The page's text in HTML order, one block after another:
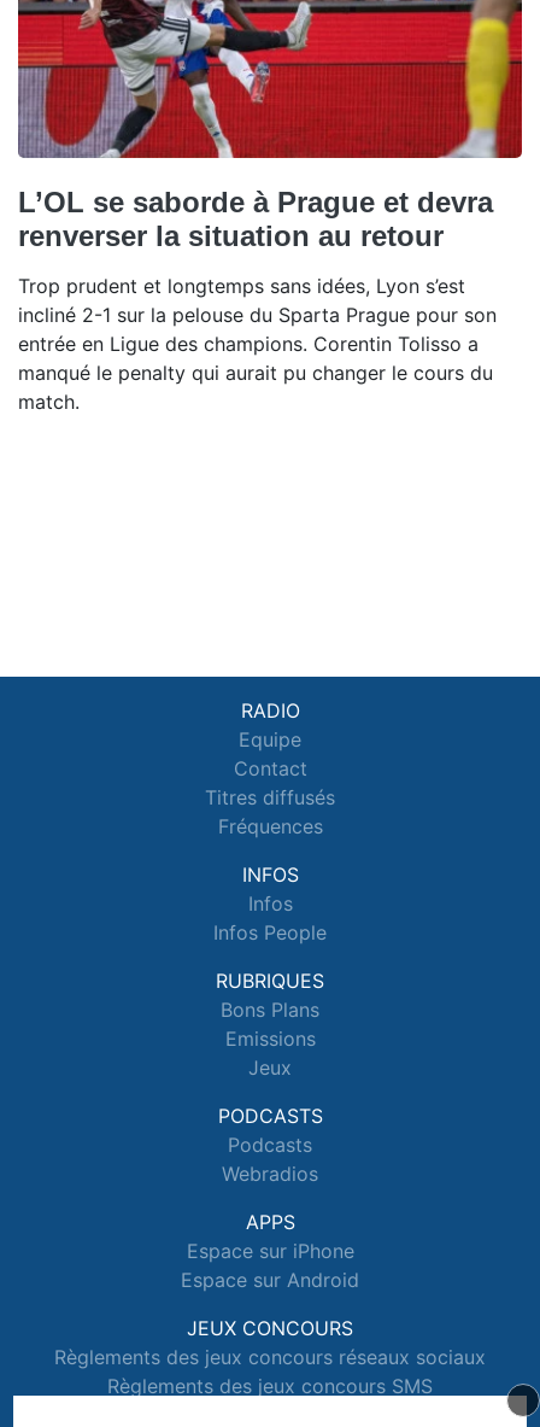
L’OL se saborde à Prague et devra
renverser la situation au retour
Trop prudent et longtemps sans idées, Lyon s’est
incliné 2-1 sur la pelouse du Sparta Prague pour son
entrée en Ligue des champions. Corentin Tolisso a
manqué le penalty qui aurait pu changer le cours du
match.
RADIO
Equipe
Contact
Titres diffusés
Fréquences
INFOS
Infos
Infos People
RUBRIQUES
Bons Plans
Emissions
Jeux
PODCASTS
Podcasts
Webradios
APPS
Espace sur iPhone
Espace sur Android
JEUX CONCOURS
Règlements des jeux concours réseaux sociaux
Règlements des jeux concours SMS